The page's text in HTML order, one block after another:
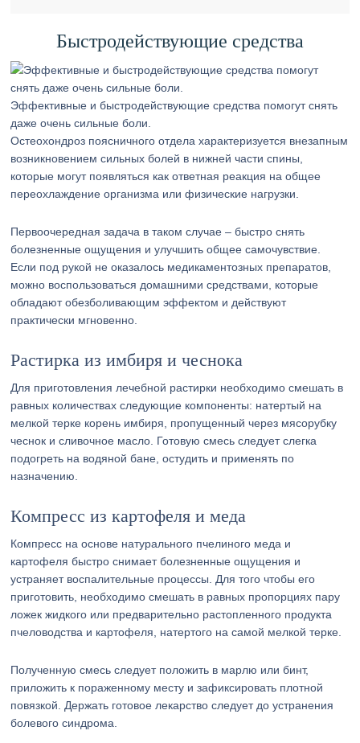
Быстродействующие средства
Эффективные и быстродействующие средства помогут снять
даже очень сильные боли.
Остеохондроз поясничного отдела характеризуется внезапным
возникновением сильных болей в нижней части спины,
которые могут появляться как ответная реакция на общее
переохлаждение организма или физические нагрузки.
Первоочередная задача в таком случае – быстро снять
болезненные ощущения и улучшить общее самочувствие.
Если под рукой не оказалось медикаментозных препаратов,
можно воспользоваться домашними средствами, которые
обладают обезболивающим эффектом и действуют
практически мгновенно.
Растирка из имбиря и чеснока
Для приготовления лечебной растирки необходимо смешать в
равных количествах следующие компоненты: натертый на
мелкой терке корень имбиря, пропущенный через мясорубку
чеснок и сливочное масло. Готовую смесь следует слегка
подогреть на водяной бане, остудить и применять по
назначению.
Компресс из картофеля и меда
Компресс на основе натурального пчелиного меда и
картофеля быстро снимает болезненные ощущения и
устраняет воспалительные процессы. Для того чтобы его
приготовить, необходимо смешать в равных пропорциях пару
ложек жидкого или предварительно растопленного продукта
пчеловодства и картофеля, натертого на самой мелкой терке.
Полученную смесь следует положить в марлю или бинт,
приложить к пораженному месту и зафиксировать плотной
повязкой. Держать готовое лекарство следует до устранения
болевого синдрома.